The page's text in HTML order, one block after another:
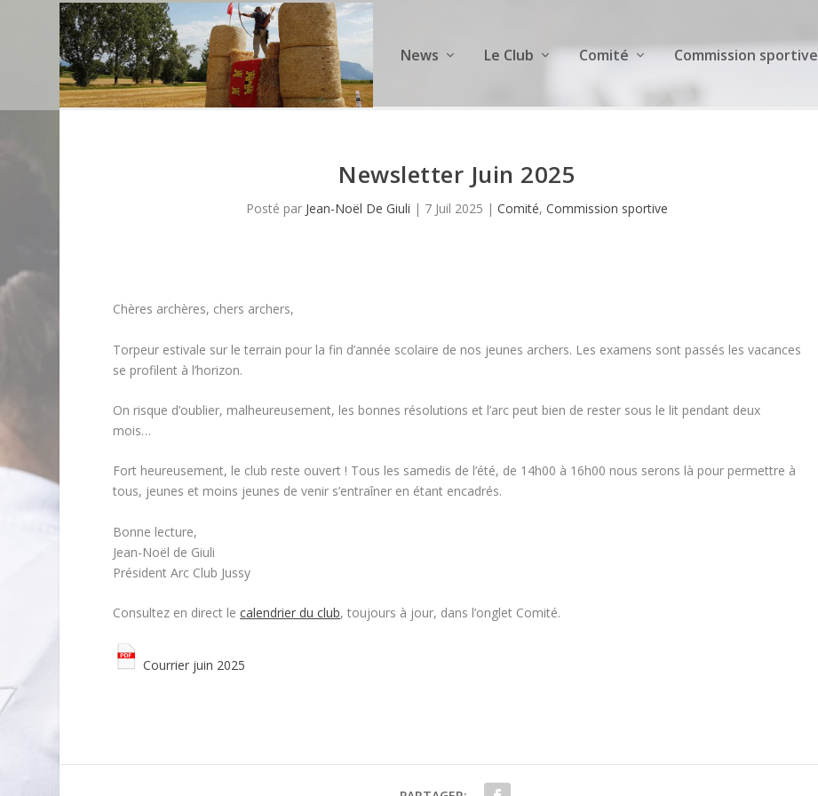
News Le Club Comité Commission sportive
Newsletter Juin 2025
Posté par Jean-Noël De Giuli | 7 Juil 2025 |Comité,Commission sportive
Chères archères, chers archers,
Torpeur estivale sur le terrain pour la fin d’année scolaire de nos jeunes archers. Les examens sont passés les vacances
se profilent à l’horizon.
On risque d’oublier, malheureusement, les bonnes résolutions et l’arc peut bien de rester sous le lit pendant deux
mois…
Fort heureusement, le club reste ouvert ! Tous les samedis de l’été, de 14h00 à 16h00 nous serons là pour permettre à
tous, jeunes et moins jeunes de venir s’entraîner en étant encadrés.
Bonne lecture,
Jean-Noël de Giuli
Président Arc Club Jussy
Consultez en direct lecalendrier du club, toujours à jour, dans l’onglet Comité.
Courrier juin 2025